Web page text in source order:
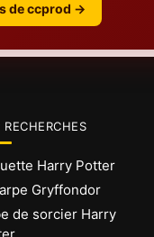
de ccprod →
RECHERCHES
Harry Potter
Gryffondor
de sorcier Harry